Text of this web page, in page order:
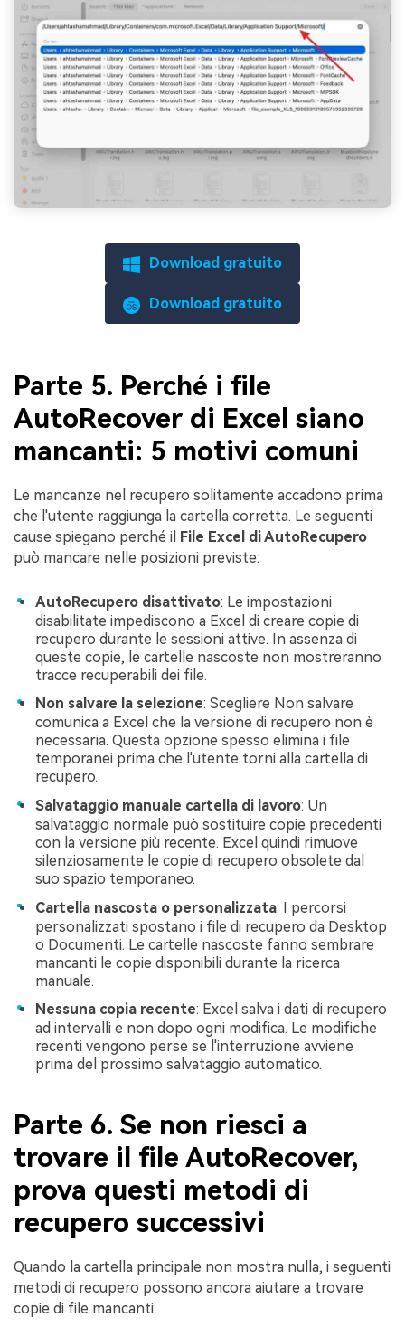
Download gratuito
Download gratuito
Parte 5. Perché i file
AutoRecover di Excel siano
mancanti: 5 motivi comuni
Le mancanze nel recupero solitamente accadono prima
che l'utente raggiunga la cartella corretta. Le seguenti
cause spiegano perché il File Excel di AutoRecupero
può mancare nelle posizioni previste:
AutoRecupero disattivato: Le impostazioni
disabilitate impediscono a Excel di creare copie di
recupero durante le sessioni attive. In assenza di
queste copie, le cartelle nascoste non mostreranno
tracce recuperabili dei file.
Non salvare la selezione: Scegliere Non salvare
comunica a Excel che la versione di recupero non è
necessaria. Questa opzione spesso elimina i file
temporanei prima che l'utente torni alla cartella di
recupero.
Salvataggio manuale cartella di lavoro: Un
salvataggio normale può sostituire copie precedenti
con la versione più recente. Excel quindi rimuove
silenziosamente le copie di recupero obsolete dal
suo spazio temporaneo.
Cartella nascosta o personalizzata: I percorsi
personalizzati spostano i file di recupero da Desktop
o Documenti. Le cartelle nascoste fanno sembrare
mancanti le copie disponibili durante la ricerca
manuale.
Nessuna copia recente: Excel salva i dati di recupero
ad intervalli e non dopo ogni modifica. Le modifiche
recenti vengono perse se l'interruzione avviene
prima del prossimo salvataggio automatico.
Parte 6. Se non riesci a
trovare il file AutoRecover,
prova questi metodi di
recupero successivi
Quando la cartella principale non mostra nulla, i seguenti
metodi di recupero possono ancora aiutare a trovare
copie di file mancanti: